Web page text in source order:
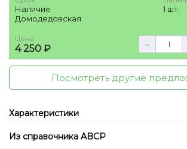
Наличие
Домодедовская
1 шт.
Цена
4 250 ₽ –
Посмотреть другие
Характеристики
Из справочника ABCP